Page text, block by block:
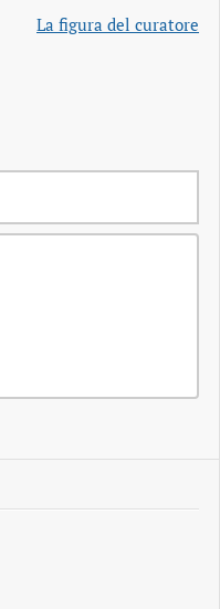
La figura del curatore